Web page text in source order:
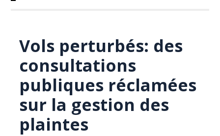
Vols perturbés: des
consultations
publiques réclamées
sur la gestion des
plaintes